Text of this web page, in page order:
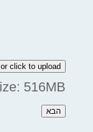
click to upload
516MB
הבא